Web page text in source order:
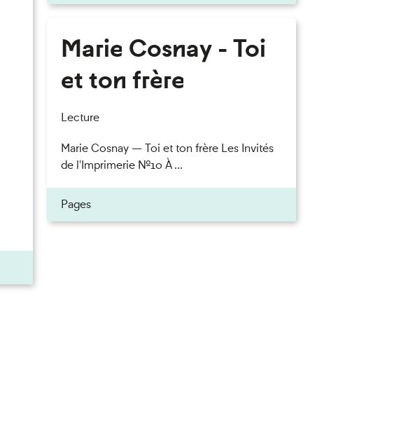
Marie Cosnay - Toi
et ton frère
Lecture
Marie Cosnay — Toi et ton frère Les Invités
de l'Imprimerie n°10 À ...
Pages